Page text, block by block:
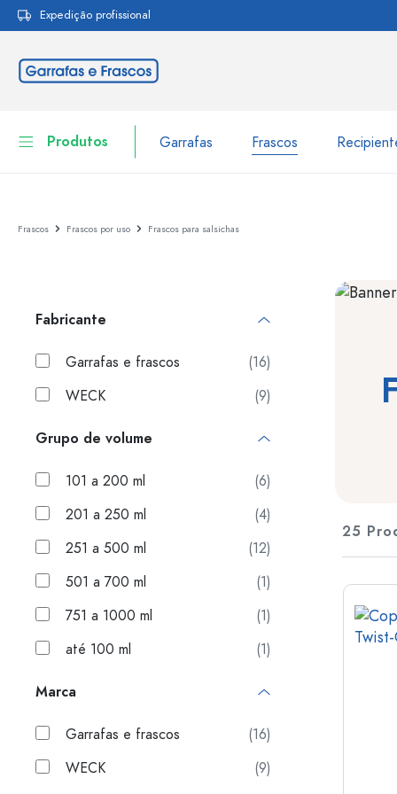
Saltar para a navegação principal
Expedição profissional
Produtos Garrafas Frascos
Louça de mesa
Embalagens cosméticas
Venda
Novidades
Frascos conta-gotas
Garrafas com tampa
Garrafas por uso
Garrafas de vinho
Garrafas de cerveja
Garrafas de água
Frascos de medicamentos
Garrafas por forma
Garrafas farmacêuticas
Garrafas de gargalo
Garrafas por material
Frascos Frascos por uso Frascos para salsichas
Fabricante
Garrafas e frascos
(16)
WECK
(9)
Grupo de volume
101 a 200 ml
(6)
201 a 250 ml
(4)
251 a 500 ml
(12)
501 a 700 ml
(1)
751 a 1000 ml
(1)
até 100 ml
(1)
Marca
Garrafas e frascos
(16)
WECK
(9)
25